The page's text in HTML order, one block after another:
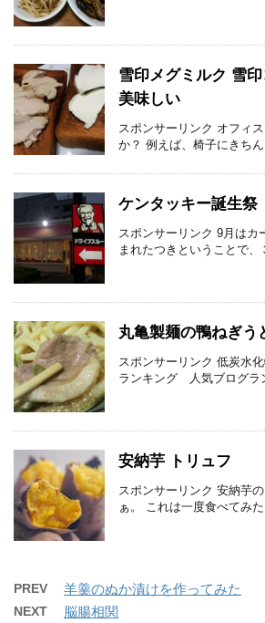
雪印メグミルク 雪
美味しい
スポンサーリンク オフィ
か？ 例えば、椅子にきちん
ケンタッキー誕生祭
スポンサーリンク 9月はカ
まれたつきということで、
丸亀製麺の鴨ねぎう
スポンサーリンク 低炭水
ランキング 人気ブログラ
安納芋 トリュフ
スポンサーリンク 安納芋
ぁ。 これは一度食べてみた
PREV 羊羹のぬか漬けを作ってみた
NEXT 脳腸相関